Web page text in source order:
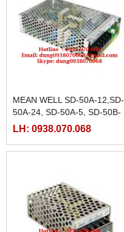
MEAN WELL SD-50A-12,SD-
50A-24, SD-50A-5, SD-50B-
12, SD-50B-24.
LH: 0938.070.068